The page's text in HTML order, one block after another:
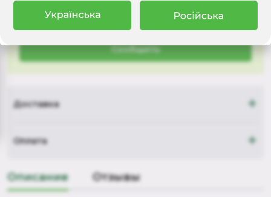
Сообщить
Доставка +
Оплата +
Описание Отзывы